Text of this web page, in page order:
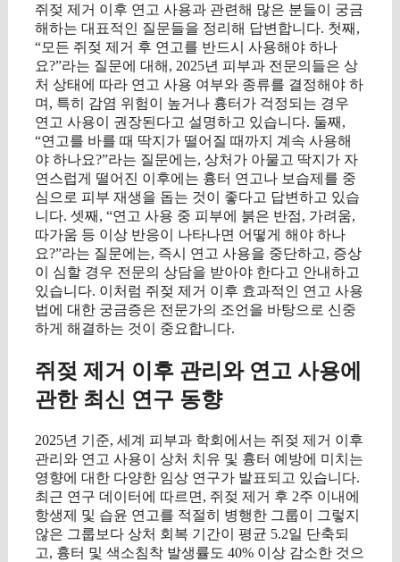
쥐젖 제거 이후 연고 사용과 관련해 많은 분들이 궁금
해하는 대표적인 질문들을 정리해 답변합니다. 첫째,
“모든 쥐젖 제거 후 연고를 반드시 사용해야 하나
요?”라는 질문에 대해, 2025년 피부과 전문의들은 상
처 상태에 따라 연고 사용 여부와 종류를 결정해야 하
며, 특히 감염 위험이 높거나 흉터가 걱정되는 경우
연고 사용이 권장된다고 설명하고 있습니다. 둘째,
“연고를 바를 때 딱지가 떨어질 때까지 계속 사용해
야 하나요?”라는 질문에는, 상처가 아물고 딱지가 자
연스럽게 떨어진 이후에는 흉터 연고나 보습제를 중
심으로 피부 재생을 돕는 것이 좋다고 답변하고 있습
니다. 셋째, “연고 사용 중 피부에 붉은 반점, 가려움,
따가움 등 이상 반응이 나타나면 어떻게 해야 하나
요?”라는 질문에는, 즉시 연고 사용을 중단하고, 증상
이 심할 경우 전문의 상담을 받아야 한다고 안내하고
있습니다. 이처럼 쥐젖 제거 이후 효과적인 연고 사용
법에 대한 궁금증은 전문가의 조언을 바탕으로 신중
하게 해결하는 것이 중요합니다.
쥐젖 제거 이후 관리와 연고 사용에
관한 최신 연구 동향
2025년 기준, 세계 피부과 학회에서는 쥐젖 제거 이후
관리와 연고 사용이 상처 치유 및 흉터 예방에 미치는
영향에 대한 다양한 임상 연구가 발표되고 있습니다.
최근 연구 데이터에 따르면, 쥐젖 제거 후 2주 이내에
항생제 및 습윤 연고를 적절히 병행한 그룹이 그렇지
않은 그룹보다 상처 회복 기간이 평균 5.2일 단축되
고, 흉터 및 색소침착 발생률도 40% 이상 감소한 것으